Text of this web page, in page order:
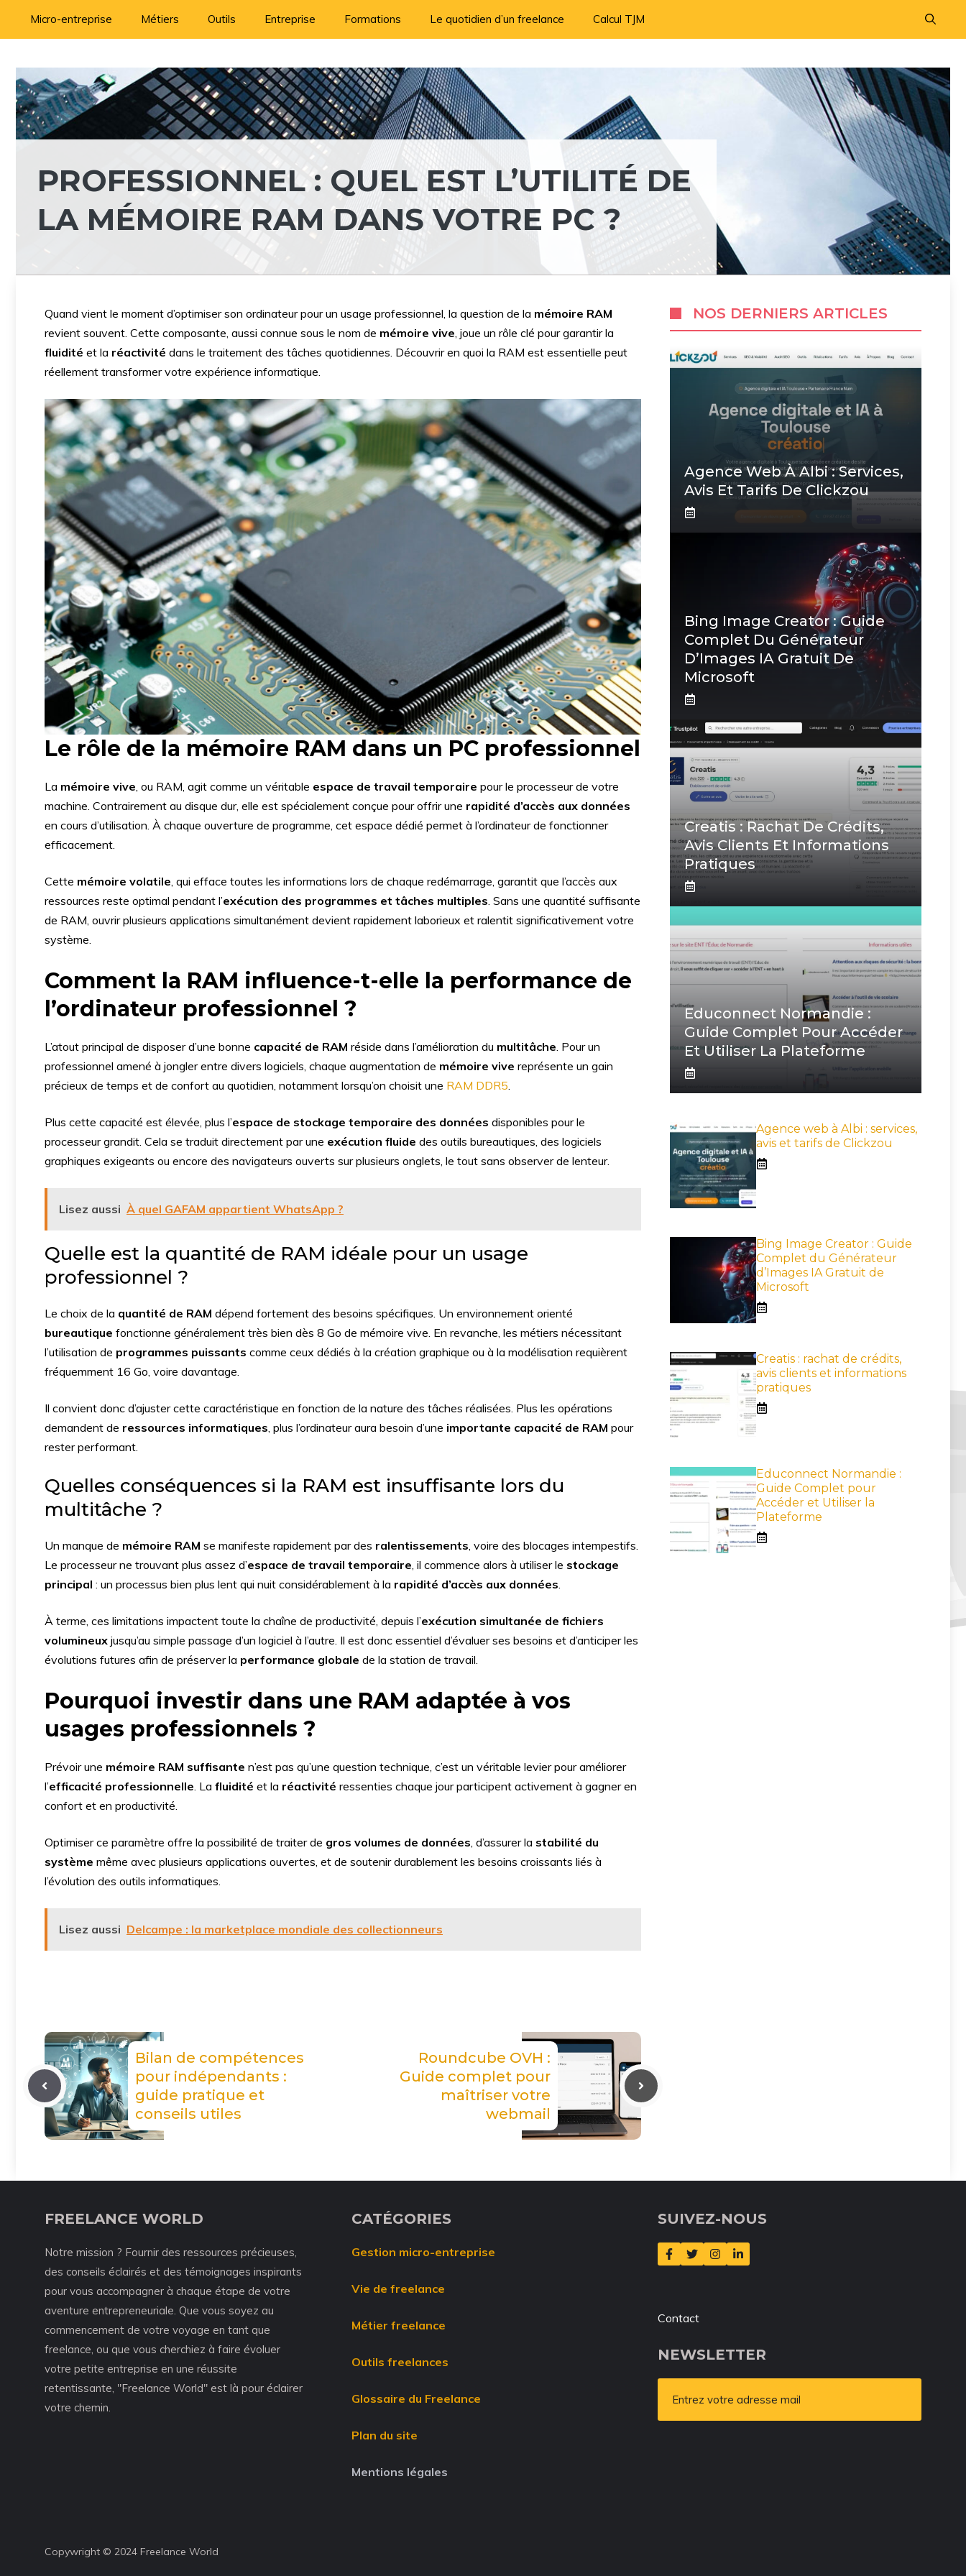
Micro-entreprise Métiers Outils Entreprise Formations Le quotidien d’un freelance Calcul TJM
PROFESSIONNEL : QUEL EST L’UTILITÉ DE
LA MÉMOIRE RAM DANS VOTRE PC ?
Quand vient le moment d’optimiser son ordinateur pour un usage professionnel, la question de la mémoire RAM
revient souvent. Cette composante, aussi connue sous le nom de mémoire vive, joue un rôle clé pour garantir la
fluidité et la réactivité dans le traitement des tâches quotidiennes. Découvrir en quoi la RAM est essentielle peut
réellement transformer votre expérience informatique.
Le rôle de la mémoire RAM dans un PC professionnel
La mémoire vive , ou RAM, agit comme un véritable espace de travail temporaire pour le processeur de votre
machine. Contrairement au disque dur, elle est spécialement conçue pour offrir une rapidité d’accès aux données
en cours d’utilisation. À chaque ouverture de programme, cet espace dédié permet à l’ordinateur de fonctionner
efficacement.
Cette mémoire volatile , qui efface toutes les informations lors de chaque redémarrage, garantit que l’accès aux
ressources reste optimal pendant l’exécution des programmes et tâches multiples . Sans une quantité suffisante
de RAM, ouvrir plusieurs applications simultanément devient rapidement laborieux et ralentit significativement votre
système.
Comment la RAM influence-t-elle la performance de
l’ordinateur professionnel ?
L’atout principal de disposer d’une bonne capacité de RAM réside dans l’amélioration du multitâche . Pour un
professionnel amené à jongler entre divers logiciels, chaque augmentation de mémoire vive représente un gain
précieux de temps et de confort au quotidien, notamment lorsqu’on choisit une RAM DDR5
Plus cette capacité est élevée, plus l’espace de stockage temporaire des données disponibles pour le
processeur grandit. Cela se traduit directement par une exécution fluide des outils bureautiques, des logiciels
graphiques exigeants ou encore des navigateurs ouverts sur plusieurs onglets, le tout sans observer de lenteur.
Lisez aussi À quel GAFAM appartient WhatsApp ?
Quelle est la quantité de RAM idéale pour un usage
professionnel ?
Le choix de la quantité de RAM dépend fortement des besoins spécifiques. Un environnement orienté
bureautique fonctionne généralement très bien dès 8 Go de mémoire vive. En revanche, les métiers nécessitant
l’utilisation de programmes puissants comme ceux dédiés à la création graphique ou à la modélisation requièrent
fréquemment 16 Go, voire davantage.
Il convient donc d’ajuster cette caractéristique en fonction de la nature des tâches réalisées. Plus les opérations
demandent de ressources informatiques , plus l’ordinateur aura besoin d’une importante capacité de RAM pour
rester performant.
Quelles conséquences si la RAM est insuffisante lors du
multitâche ?
Un manque de mémoire RAM se manifeste rapidement par des ralentissements , voire des blocages intempestifs.
Le processeur ne trouvant plus assez d’espace de travail temporaire , il commence alors à utiliser le stockage
principal : un processus bien plus lent qui nuit considérablement à la rapidité d’accès aux données
À terme, ces limitations impactent toute la chaîne de productivité, depuis l’exécution simultanée de fichiers
volumineux jusqu’au simple passage d’un logiciel à l’autre. Il est donc essentiel d’évaluer ses besoins et d’anticiper les
évolutions futures afin de préserver la performance globale de la station de travail.
Pourquoi investir dans une RAM adaptée à vos
usages professionnels ?
Prévoir une mémoire RAM suffisante n’est pas qu’une question technique, c’est un véritable levier pour améliorer
l’efficacité professionnelle . La fluidité et la réactivité ressenties chaque jour participent activement à gagner en
confort et en productivité.
Optimiser ce paramètre offre la possibilité de traiter de gros volumes de données , d’assurer la stabilité du
système même avec plusieurs applications ouvertes, et de soutenir durablement les besoins croissants liés à
l’évolution des outils informatiques.
Lisez aussi Delcampe : la marketplace mondiale des collectionneurs
Bilan de compétences
pour indépendants :
guide pratique et
conseils utiles
Roundcube OVH :
Guide complet pour
maîtriser votre
webmail
NOS DERNIERS ARTICLES
Agence Web À Albi : Services,
Avis Et Tarifs De Clickzou
Bing Image Creator : Guide
Complet Du Générateur
D’Images IA Gratuit De
Microsoft
Creatis : Rachat De Crédits,
Avis Clients Et Informations
Pratiques
Educonnect Normandie :
Guide Complet Pour Accéder
Et Utiliser La Plateforme
Agence web à Albi : services,
avis et tarifs de Clickzou
Bing Image Creator : Guide
Complet du Générateur
d’Images IA Gratuit de
Microsoft
Creatis : rachat de crédits,
avis clients et informations
pratiques
Educonnect Normandie :
Guide Complet pour
Accéder et Utiliser la
Plateforme
FREELANCE WORLD
Notre mission ? Fournir des ressources précieuses,
des conseils éclairés et des témoignages inspirants
pour vous accompagner à chaque étape de votre
aventure entrepreneuriale. Que vous soyez au
commencement de votre voyage en tant que
freelance, ou que vous cherchiez à faire évoluer
votre petite entreprise en une réussite
retentissante, "Freelance World" est là pour éclairer
votre chemin.
CATÉGORIES
Gestion micro-entreprise
Vie de freelance
Métier freelance
Outils freelances
Glossaire du Freelance
Plan du site
Mentions légales
SUIVEZ-NOUS
Contact
NEWSLETTER
Entrez votre adresse mail
Copywright © 2024 Freelance World